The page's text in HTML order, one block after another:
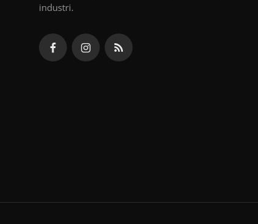
industri.